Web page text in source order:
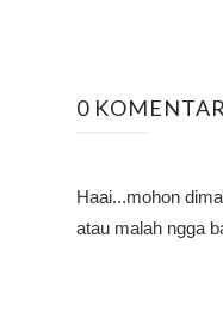
0 KOMENTAR
Haai...mohon
atau malah ngga